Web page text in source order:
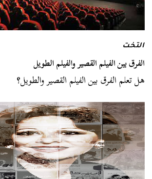
التخت
الفرق بين الفيلم القصير والفيلم الطويل
هل تعلم الفرق بين الفيلم القصير والطويل؟